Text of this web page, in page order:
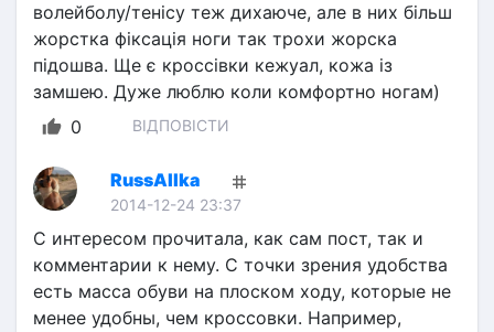
волейболу/тенісу теж дихаюче, але в них більш
жорстка фіксація ноги так трохи жорска
підошва. Ще є кроссівки кежуал, кожа із
замшею. Дуже люблю коли комфортно ногам)
0
ВІДПОВІСТИ
RussAllka
2014-12-24 23:37
С интересом прочитала, как сам пост, так и
комментарии к нему. С точки зрения удобства
есть масса обуви на плоском ходу, которые не
менее удобны, чем кроссовки. Например,